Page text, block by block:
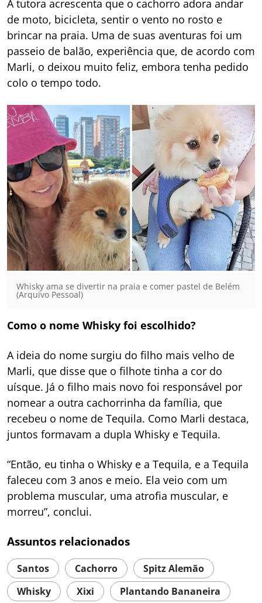
A tutora acrescenta que o cachorro adora andar
de moto, bicicleta, sentir o vento no rosto e
brincar na praia. Uma de suas aventuras foi um
passeio de balão, experiência que, de acordo com
Marli, o deixou muito feliz, embora tenha pedido
colo o tempo todo.
Whisky ama se divertir na praia e comer pastel de Belém
(Arquivo Pessoal)
Como o nome Whisky foi escolhido?
A ideia do nome surgiu do filho mais velho de
Marli, que disse que o filhote tinha a cor do
uísque. Já o filho mais novo foi responsável por
nomear a outra cachorrinha da família, que
recebeu o nome de Tequila. Como Marli destaca,
juntos formavam a dupla Whisky e Tequila.
“Então, eu tinha o Whisky e a Tequila, e a Tequila
faleceu com 3 anos e meio. Ela veio com um
problema muscular, uma atrofia muscular, e
morreu”, conclui.
Assuntos relacionados
Santos Cachorro
Spitz Alemão
Whisky
Xixi
Plantando Bananeira